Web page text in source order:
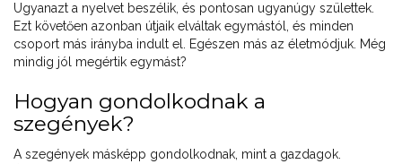
Ugyanazt a nyelvet beszélik, és pontosan ugyanúgy születtek.
Ezt követően azonban útjaik elváltak egymástól, és minden
csoport más irányba indult el. Egészen más az életmódjuk. Még
mindig jól megértik egymást?
Hogyan gondolkodnak a
szegények?
A szegények másképp gondolkodnak, mint a gazdagok.